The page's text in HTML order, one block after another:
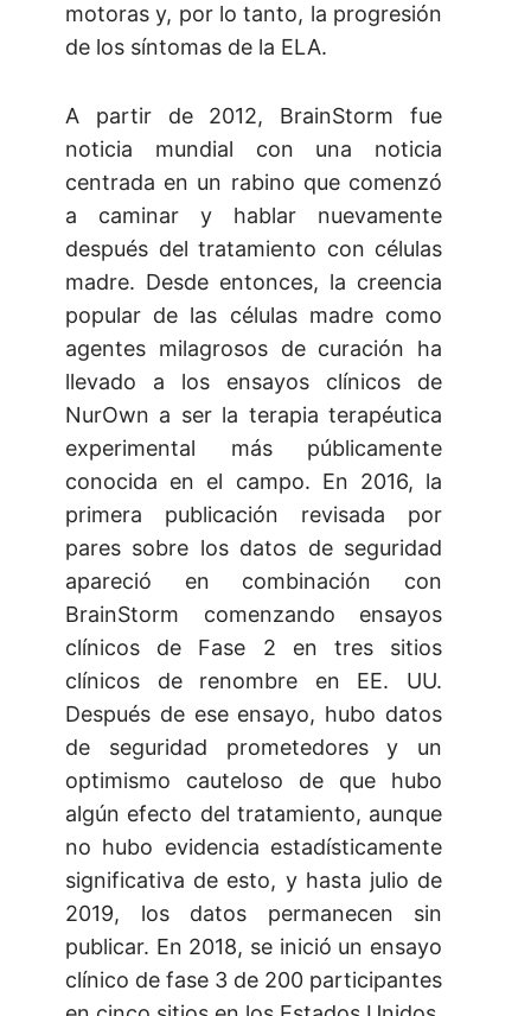
motoras y, por lo tanto, la progresión
de los síntomas de la ELA.
A partir de 2012, BrainStorm fue
noticia mundial con una noticia
centrada en un rabino que comenzó
a caminar y hablar nuevamente
después del tratamiento con células
madre. Desde entonces, la creencia
popular de las células madre como
agentes milagrosos de curación ha
llevado a los ensayos clínicos de
NurOwn a ser la terapia terapéutica
experimental más públicamente
conocida en el campo. En 2016, la
primera publicación revisada por
pares sobre los datos de seguridad
apareció en combinación con
BrainStorm comenzando ensayos
clínicos de Fase 2 en tres sitios
clínicos de renombre en EE. UU.
Después de ese ensayo, hubo datos
de seguridad prometedores y un
optimismo cauteloso de que hubo
algún efecto del tratamiento, aunque
no hubo evidencia estadísticamente
significativa de esto, y hasta julio de
2019, los datos permanecen sin
publicar. En 2018, se inició un ensayo
clínico de fase 3 de 200 participantes